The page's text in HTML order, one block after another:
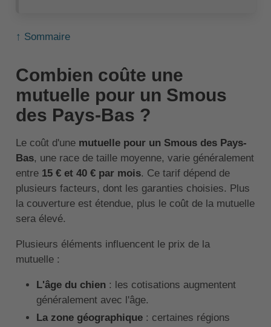
↑ Sommaire
Combien coûte une
mutuelle pour un Smous
des Pays-Bas ?
Le coût d'une mutuelle pour un Smous des Pays-
Bas, une race de taille moyenne, varie généralement
entre 15 € et 40 € par mois. Ce tarif dépend de
plusieurs facteurs, dont les garanties choisies. Plus
la couverture est étendue, plus le coût de la mutuelle
sera élevé.
Plusieurs éléments influencent le prix de la
mutuelle :
L'âge du chien: les cotisations augmentent
généralement avec l'âge.
La zone géographique: certaines régions